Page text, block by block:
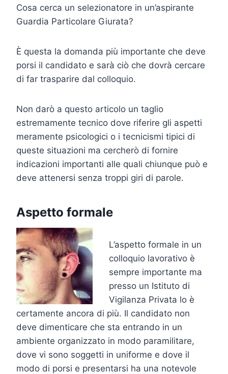
Cosa cerca un selezionatore in un’aspirante
Guardia Particolare Giurata?
È questa la domanda più importante che deve
porsi il candidato e sarà ciò che dovrà cercare
di far trasparire dal colloquio.
Non darò a questo articolo un taglio
estremamente tecnico dove riferire gli aspetti
meramente psicologici o i tecnicismi tipici di
queste situazioni ma cercherò di fornire
indicazioni importanti alle quali chiunque può e
deve attenersi senza troppi giri di parole.
Aspetto formale
L’aspetto formale in un
colloquio lavorativo è
sempre importante ma
presso un Istituto di
Vigilanza Privata lo è
certamente ancora di più. Il candidato non
deve dimenticare che sta entrando in un
ambiente organizzato in modo paramilitare,
dove vi sono soggetti in uniforme e dove il
modo di porsi e presentarsi ha una notevole